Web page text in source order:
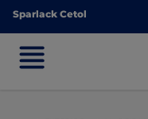
Sparlack Cetol
Sparlack Cetol